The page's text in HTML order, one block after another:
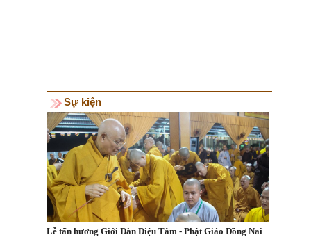
Sự kiện
Lễ tấn hương Giới Đàn Diệu Tâm - Phật Giáo Đồng Nai